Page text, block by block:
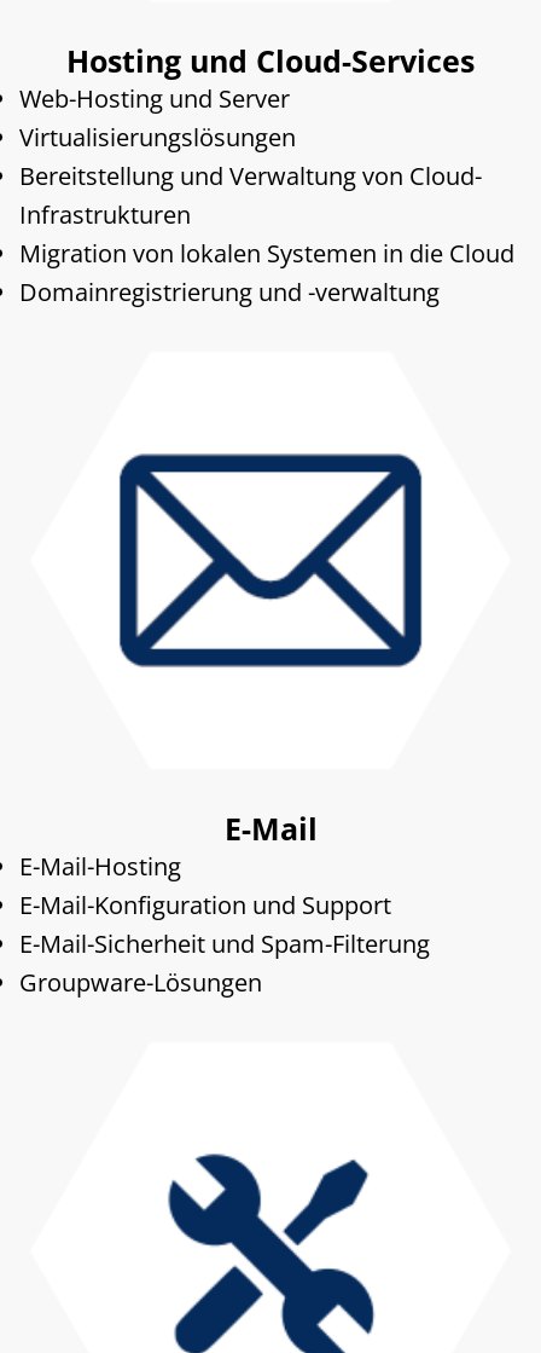
Hosting und Cloud-Services
Web-Hosting und Server
Virtualisierungslösungen
Bereitstellung und Verwaltung von Cloud-
Infrastrukturen
Migration von lokalen Systemen in die Cloud
Domainregistrierung und -verwaltung
E-Mail
E-Mail-Hosting
E-Mail-Konfiguration und Support
E-Mail-Sicherheit und Spam-Filterung
Groupware-Lösungen